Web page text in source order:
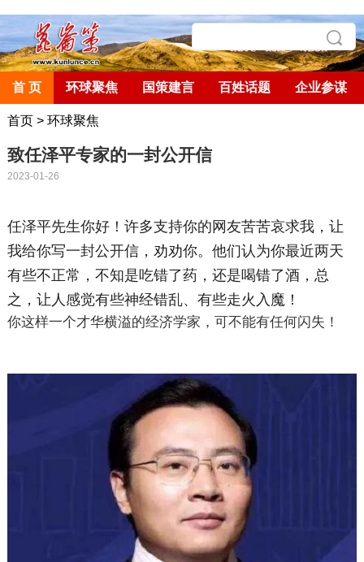
首 页 环球聚焦 国策建言 百姓话题 企业参谋
首页> 环球聚焦
致任泽平专家的一封公开信
2023-01-26
任泽平先生你好！许多支持你的网友苦苦哀求我，让
我给你写一封公开信，劝劝你。他们认为你最近两天
有些不正常，不知是吃错了药，还是喝错了酒，总
之，让人感觉有些神经错乱、有些走火入魔！
你这样一个才华横溢的经济学家，可不能有任何闪失！